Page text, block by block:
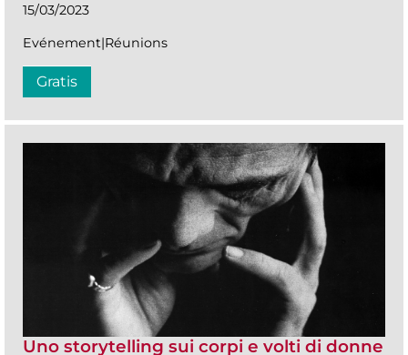
15/03/2023
Evénement|Réunions
Gratis
Uno storytelling sui corpi e volti di donne